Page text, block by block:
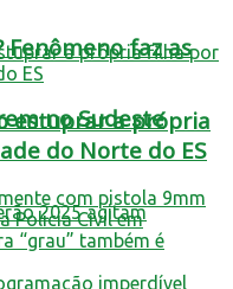
Fenômeno faz as
no Sudeste
estuprar a própria
do Norte do ES